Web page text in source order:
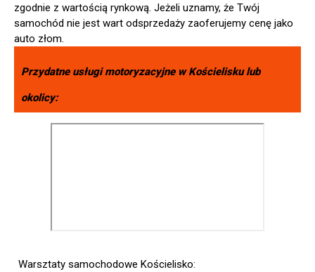
zgodnie z wartością rynkową. Jeżeli uznamy, że Twój
samochód nie jest wart odsprzedaży zaoferujemy cenę jako
auto złom.
Przydatne usługi motoryzacyjne wKościeliskulub
okolicy:
Warsztaty samochodowe Kościelisko: